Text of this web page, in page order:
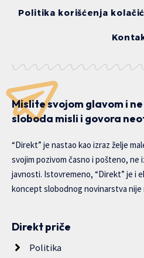
Politika korišćenja
Mislite svojom glavom i
sloboda misli i govora
“Direkt” je nastao kao izraz želje
svojim pozivom časno i pošteno,
javnosti. Istovremeno, “Direkt” je i
koncept slobodnog novinarstva nije
Direkt priče
Politika